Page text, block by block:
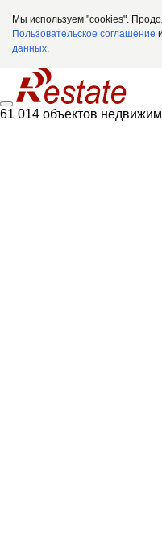
Мы используем "cookies".
Пользовательское соглашение и
данных.
61 014 объектов